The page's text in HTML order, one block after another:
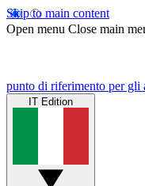
Skip to main content
Open menu Close main
punto di riferimento per gli
IT Edition